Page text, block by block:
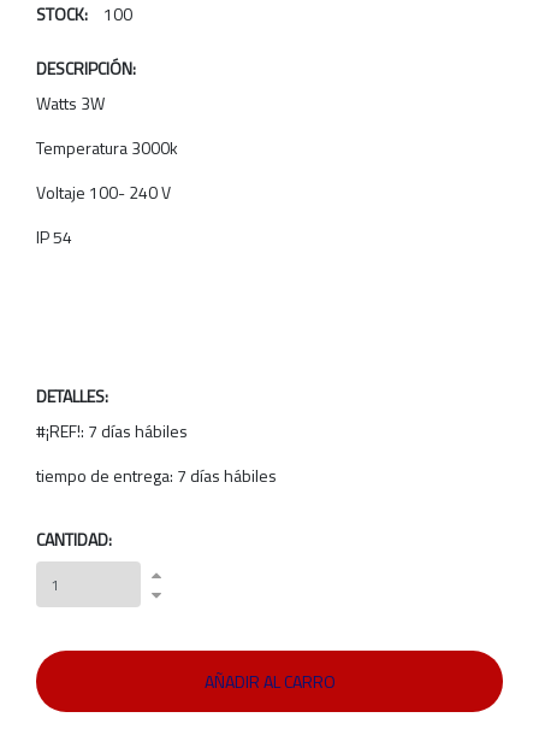
STOCK: 100
DESCRIPCIÓN:
Watts 3W
Temperatura 3000k
Voltaje 100- 240 V
IP 54
DETALLES:
#¡REF!: 7 días hábiles
tiempo de entrega: 7 días hábiles
CANTIDAD: